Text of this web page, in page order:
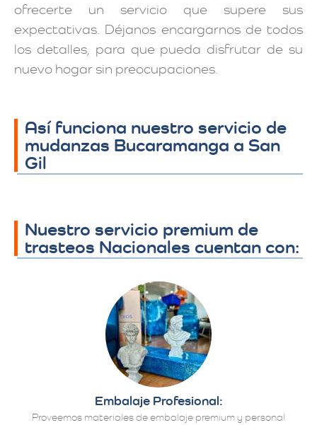
ofrecerte un servicio que supere sus
expectativas. Déjanos encargarnos de todos
los detalles, para que pueda disfrutar de su
nuevo hogar sin preocupaciones.
Así funciona nuestro servicio de
mudanzas Bucaramanga a San
Gil
Nuestro servicio premium de
trasteos Nacionales cuentan con:
Embalaje Profesional:
Proveemos materiales de embalaje premium y personal